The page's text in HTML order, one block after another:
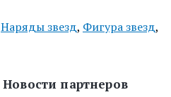
Наряды звезд, Фигура звезд,
Новости партнеров